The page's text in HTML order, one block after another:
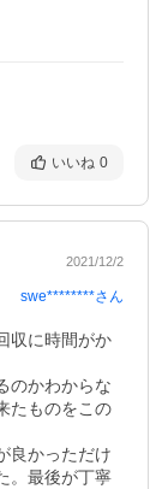
いいね 0
2021/12/2
swe********さん
収に時間がか
のかわからな
たものをこの
良かっただけ
。最後が丁寧